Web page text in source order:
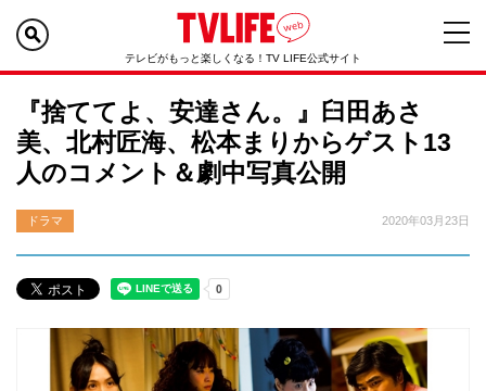
テレビがもっと楽しくなる！TV LIFE公式サイト
『捨ててよ、安達さん。』臼田あさ
美、北村匠海、松本まりからゲスト13
人のコメント＆劇中写真公開
ドラマ 2020年03月23日